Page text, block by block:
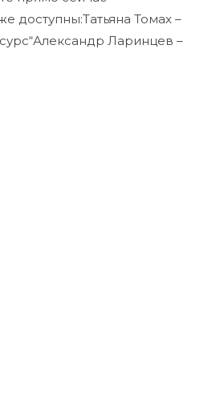
доступны:Татьяна Томах –
Ларинцев –